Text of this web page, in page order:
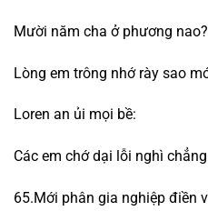
Mười năm cha ở phương nao?
Lòng em trông nhớ rày sao
Loren an ủi mọi bề:
Các em chớ dại lỗi nghì
65.Mới phân gia nghiệp điền